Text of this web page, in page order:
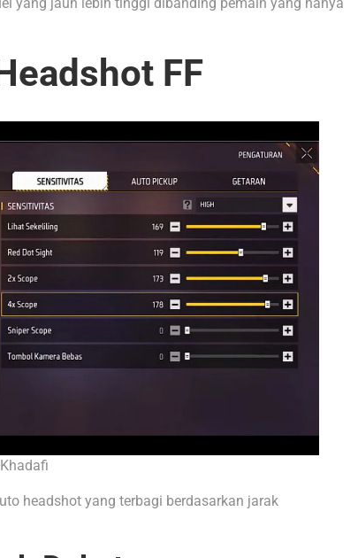
yang jauh lebih tinggi dibanding pemain yang hanya
FF
headshot yang terbagi berdasarkan jarak